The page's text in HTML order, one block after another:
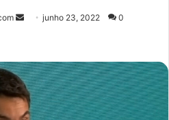
Mande
mail
junho 23, 2022 0